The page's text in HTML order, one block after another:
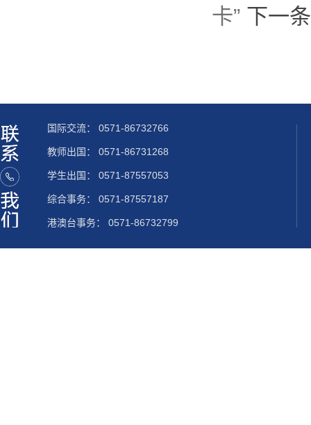
卡” 下一
国际交流： 0571-86732766
教师出国： 0571-86731268
学生出国： 0571-87557053
综合事务： 0571-87557187
港澳台事务： 0571-86732799